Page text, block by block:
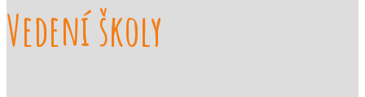
Vedení školy